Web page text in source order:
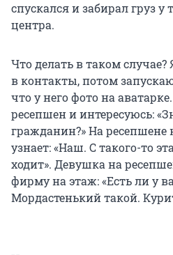
спускался и забирал груз у
центра.
Что делать в таком
в контакты, потом
что у него фото на
ресепшен и интересуюсь:
гражданин?» На ресепшене
узнает: «Наш. С такого-то
ходит». Девушка на
фирму на этаж: «Есть ли у
Мордастенький такой.